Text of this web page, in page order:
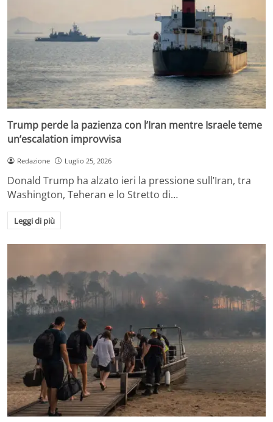
Trump perde la pazienza con l’Iran mentre Israele teme
un’escalation improvvisa
Redazione Luglio 25, 2026
Donald Trump ha alzato ieri la pressione sull’Iran, tra
Washington, Teheran e lo Stretto di…
Leggi di più